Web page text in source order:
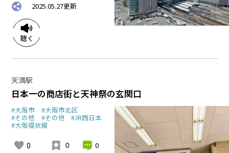
2025.05.27更新
天満駅
日本一の商店街と天神祭の玄関口
#大阪市 #大阪市北区
#その他 #その他 #JR西日本
#大阪環状線
0 0
0